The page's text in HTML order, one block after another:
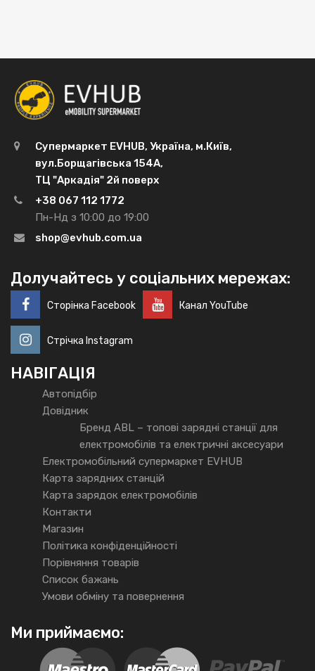
Супермаркет EVHUB, Україна, м.Київ,
вул.Борщагівська 154А,
ТЦ "Аркадія" 2й поверх
+38 067 112 1772
Пн-Нд з 10:00 до 19:00
shop@evhub.com.ua
Долучайтесь у соціальних мережах:
Сторінка Facebook Канал YouTube
Стрічка Instagram
НАВІГАЦІЯ
Автопідбір
Довідник
Бренд ABL – топові зарядні станції для
електромобілів та електричні аксесуари
Електромобільний супермаркет EVHUB
Карта зарядних станцій
Карта зарядок електромобілів
Контакти
Магазин
Політика конфіденційності
Порівняння товарів
Список бажань
Умови обміну та повернення
Ми приймаємо: